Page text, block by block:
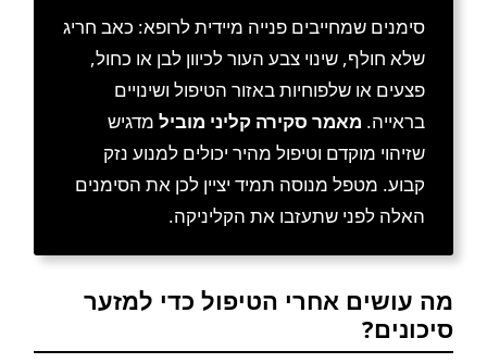
סימנים שמחייבים פנייה מיידית לרופא: כאב חריג
שלא חולף, שינוי צבע העור לכיוון לבן או כחול,
פצעים או שלפוחיות באזור הטיפול ושינויים
בראייה. מאמר סקירה קליני מוביל מדגיש
שזיהוי מוקדם וטיפול מהיר יכולים למנוע נזק
קבוע. מטפל מנוסה תמיד יציין לכן את הסימנים
האלה לפני שתעזבו את הקליניקה.
מה עושים אחרי הטיפול כדי למזער
סיכונים?